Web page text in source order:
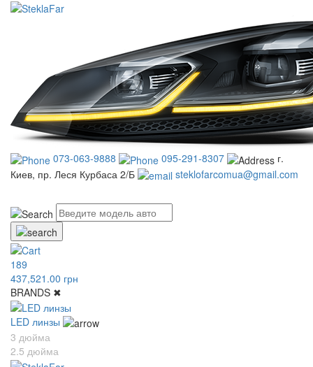
073-063-9888 095-291-8307
г.
Киев, пр. Леся Курбаса 2/Б
steklofarcomua@gmail.com
189
437,521.00 грн
BRANDS ✖
LED линзы
3 дюйма
2.5 дюйма